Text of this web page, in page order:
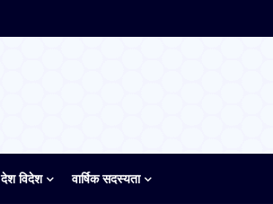
देश विदेश वार्षिक सदस्यता